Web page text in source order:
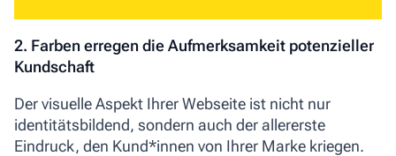
2. Farben erregen die Aufmerksamkeit potenzieller
Kundschaft
Der visuelle Aspekt Ihrer Webseite ist nicht nur
identitätsbildend, sondern auch der allererste
Eindruck, den Kund*innen von Ihrer Marke kriegen.